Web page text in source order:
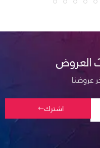
العروض
عروضنا
اشترك